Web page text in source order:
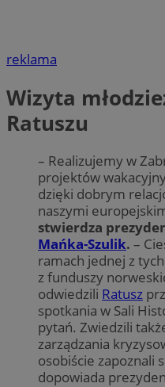
reklama
Wizyta
Ratuszu
– Realizujemy w
projektów
dzięki dobrym
naszymi
stwierdza
Mańka-Szulik. –
ramach jednej z
z funduszy
odwiedzili Ratusz
spotkania w Sali
pytań. Zwiedzili
zarządzania
osobiście zapoznali
dopowiada